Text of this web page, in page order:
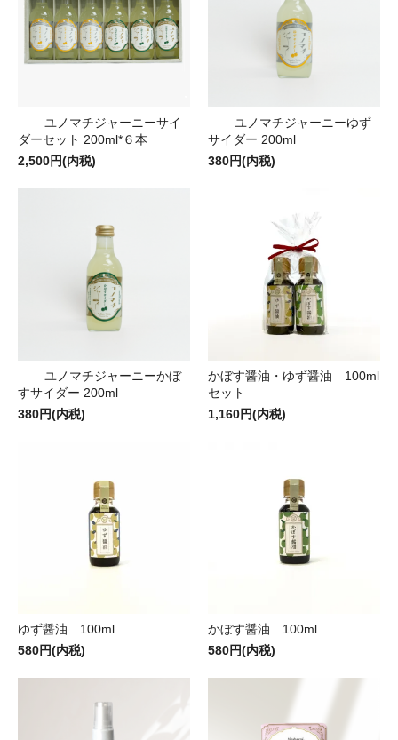
ユノマチジャーニーサイ
ダーセット 200ml*６本
2,500円(内税)
ユノマチジャーニーゆず
サイダー 200ml
380円(内税)
ユノマチジャーニーかぼ
すサイダー 200ml
380円(内税)
かぼす醤油・ゆず醤油 100ml
セット
1,160円(内税)
ゆず醤油 100ml
580円(内税)
かぼす醤油 100ml
580円(内税)